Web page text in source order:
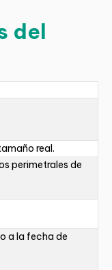
del
real.
perimetrales de
a la fecha de